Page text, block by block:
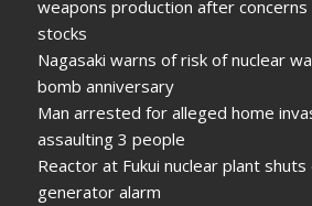
weapons production after
stocks
Nagasaki warns of risk of nuclear
bomb anniversary
Man arrested for alleged home
assaulting 3 people
Reactor at Fukui nuclear plant
generator alarm